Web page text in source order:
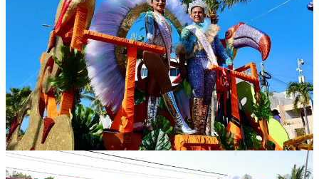
Compartir
Discusión sobre este post
Comentarios Restacks